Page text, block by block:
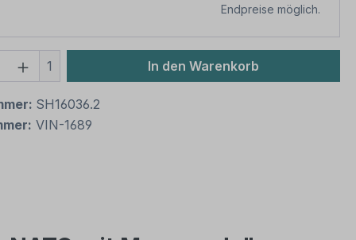
Endpreise möglich.
Anzahl: Gib den gewünschten Wert
1 In den Warenkorb
SH16036.2
VIN-1689